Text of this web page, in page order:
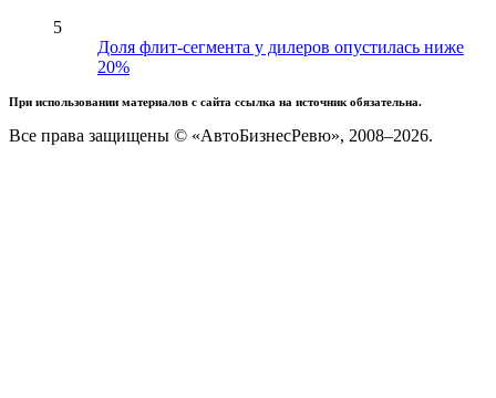
5
Доля флит-сегмента у дилеров опустилась ниже
20%
При использовании материалов с сайта ссылка на источник обязательна.
Все права защищены © «АвтоБизнесРевю», 2008–2026.